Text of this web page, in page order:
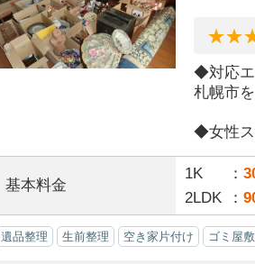
◆対応
札幌市
◆女性
基本料金
1K
2LDK
遺品整理 生前整理 空き家片付け ゴミ屋